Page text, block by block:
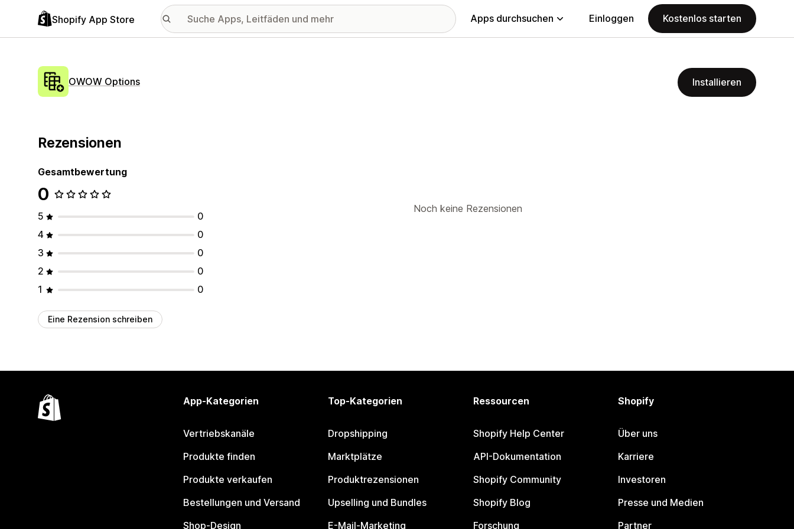
Shopify App Store Apps durchsuchen Einloggen Kostenlos starten
OWOW Options Installieren
Rezensionen
Gesamtbewertung
0
5
0
4
0
3
0
2
0
1
0
Eine Rezension schreiben
Noch keine Rezensionen
App-Kategorien
Vertriebskanäle
Produkte finden
Produkte verkaufen
Bestellungen und Versand
Shop-Design
Top-Kategorien
Dropshipping
Marktplätze
Produktrezensionen
Upselling und Bundles
E-Mail-Marketing
Ressourcen
Shopify Help Center
API-Dokumentation
Shopify Community
Shopify Blog
Forschung
Shopify
Über uns
Karriere
Investoren
Presse und Medien
Partner